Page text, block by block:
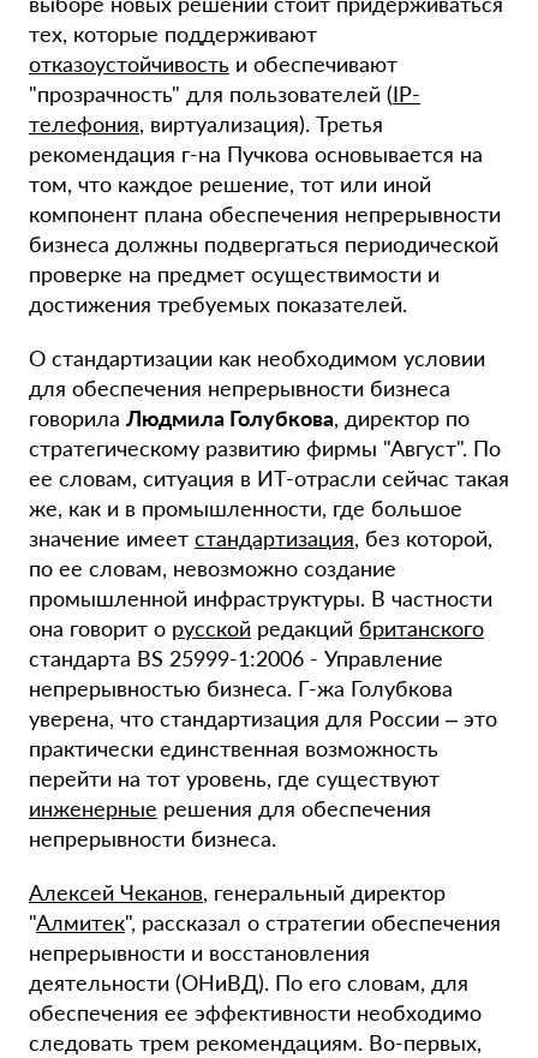
тех, которые поддерживают
отказоустойчивость и обеспечивают
"прозрачность" для пользователей (IP-
телефония, виртуализация). Третья
рекомендация г-на Пучкова основывается на
том, что каждое решение, тот или иной
компонент плана обеспечения непрерывности
бизнеса должны подвергаться периодической
проверке на предмет осуществимости и
достижения требуемых показателей.
О стандартизации как необходимом условии
для обеспечения непрерывности бизнеса
говорила Людмила Голубкова, директор по
стратегическому развитию фирмы "Август". По
ее словам, ситуация в ИТ-отрасли сейчас такая
же, как и в промышленности, где большое
значение имеет стандартизация, без которой,
по ее словам, невозможно создание
промышленной инфраструктуры. В частности
она говорит о русской редакций британского
стандарта BS 25999-1:2006 - Управление
непрерывностью бизнеса. Г-жа Голубкова
уверена, что стандартизация для России – это
практически единственная возможность
перейти на тот уровень, где существуют
инженерные решения для обеспечения
непрерывности бизнеса.
Алексей Чеканов, генеральный директор
"Алмитек", рассказал о стратегии обеспечения
непрерывности и восстановления
деятельности (ОНиВД). По его словам, для
обеспечения ее эффективности необходимо
следовать трем рекомендациям. Во-первых,